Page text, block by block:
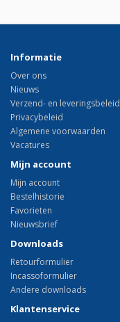
Informatie
Over ons
Nieuws
Verzend- en leveringsbeleid
Privacybeleid
Algemene voorwaarden
Vacatures
Mijn account
Mijn account
Bestelhistorie
Favorieten
Nieuwsbrief
Downloads
Retourformulier
Incassoformulier
Andere downloads
Klantenservice